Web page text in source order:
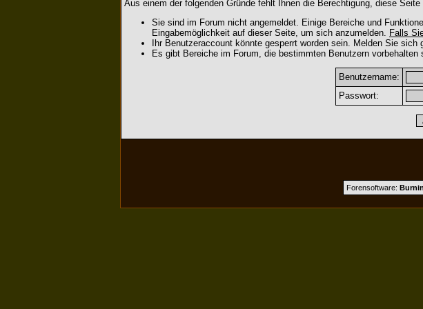
Aus einem der folgenden Gründe fehlt Ihnen die Berechtigung, diese Seite
Sie sind im Forum nicht angemeldet. Einige Bereiche und
Eingabemöglichkeit auf dieser Seite, um sich anzumelden. Falls
Ihr Benutzeraccount könnte gesperrt worden sein. Melden Sie
Es gibt Bereiche im Forum, die bestimmten Benutzern
Benutzername:
Passwort:
Forensoftware: